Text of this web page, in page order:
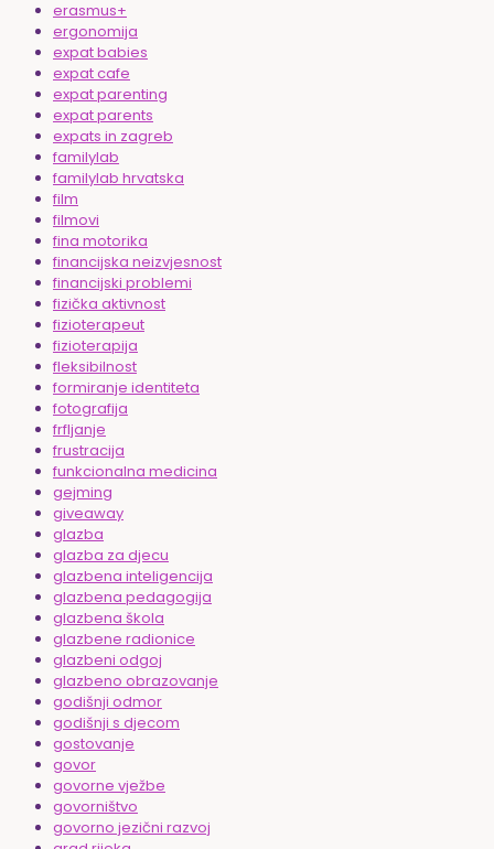
erasmus+
ergonomija
expat babies
expat cafe
expat parenting
expat parents
expats in zagreb
familylab
familylab hrvatska
film
filmovi
fina motorika
financijska neizvjesnost
financijski problemi
fizička aktivnost
fizioterapeut
fizioterapija
fleksibilnost
formiranje identiteta
fotografija
frfljanje
frustracija
funkcionalna medicina
gejming
giveaway
glazba
glazba za djecu
glazbena inteligencija
glazbena pedagogija
glazbena škola
glazbene radionice
glazbeni odgoj
glazbeno obrazovanje
godišnji odmor
godišnji s djecom
gostovanje
govor
govorne vježbe
govorništvo
govorno jezični razvoj